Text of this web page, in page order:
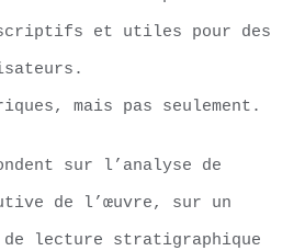
et utiles pour des
mais pas seulement.
sur l’analyse de
de l’œuvre, sur un
lecture stratigraphique